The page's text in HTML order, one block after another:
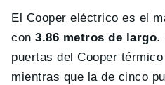
El Cooper eléctrico es el
con 3.86 metros de largo.
puertas del Cooper
mientras que la de cinco